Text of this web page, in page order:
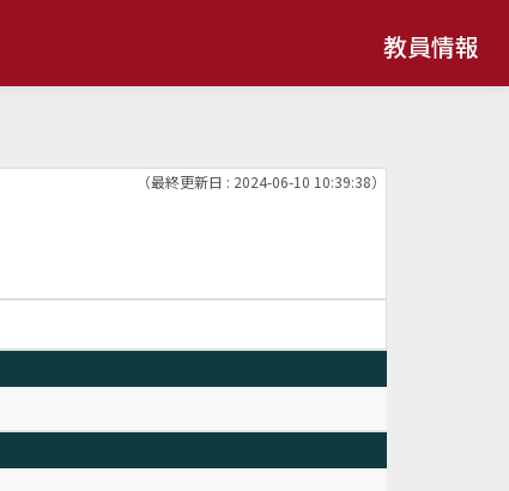
教員情報
（最終更新日 : 2024-06-10 10:39:38）